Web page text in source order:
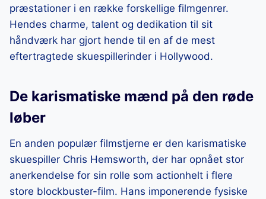
præstationer i en række forskellige filmgenrer.
Hendes charme, talent og dedikation til sit
håndværk har gjort hende til en af de mest
eftertragtede skuespillerinder i Hollywood.
De karismatiske mænd på den røde
løber
En anden populær filmstjerne er den karismatiske
skuespiller Chris Hemsworth, der har opnået stor
anerkendelse for sin rolle som actionhelt i flere
store blockbuster-film. Hans imponerende fysiske